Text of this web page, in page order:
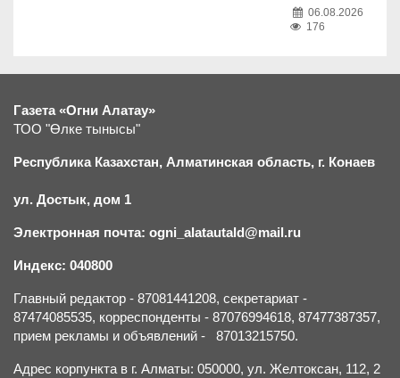
06.08.2026
176
Газета «Огни Алатау»
ТОО "Өлке тынысы"
Республика Казахстан, Алматинская область, г. Конаев
ул. Достык, дом 1
Электронная почта: ogni_alatautald@mail.ru
Индекс: 040800
Главный редактор - 87081441208, секретариат -
87474085535, корреспонденты - 87076994618, 87477387357,
прием рекламы и объявлений - 87013215750.
Адрес корпункта в г. Алматы: 050000, ул. Желтоксан, 112, 2